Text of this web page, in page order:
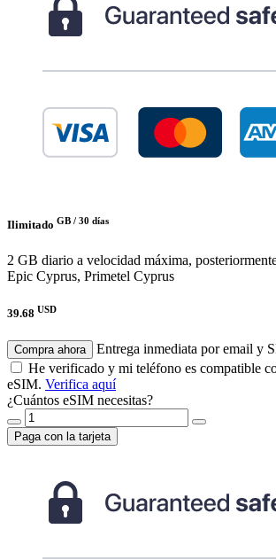
Ilimitado GB / 30 días
2 GB diario a velocidad máxima,
Epic Cyprus, Primetel Cyprus
39.68 USD
Compra ahora
Entrega inmediata por email y
He verificado y mi teléfono es compatible
eSIM. Verifica aquí
¿Cuántos eSIM necesitas?
Paga con la tarjeta